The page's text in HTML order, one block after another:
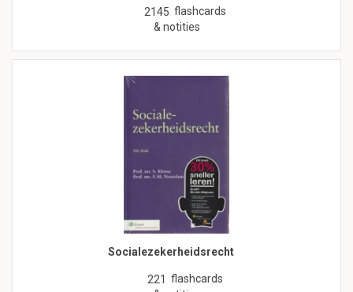
2145 flashcards
& notities
Socialezekerheidsrecht
221 flashcards